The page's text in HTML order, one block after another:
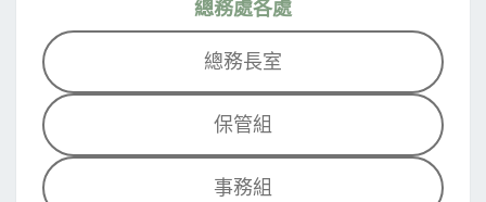
總務處各處
總務長室
保管組
事務組